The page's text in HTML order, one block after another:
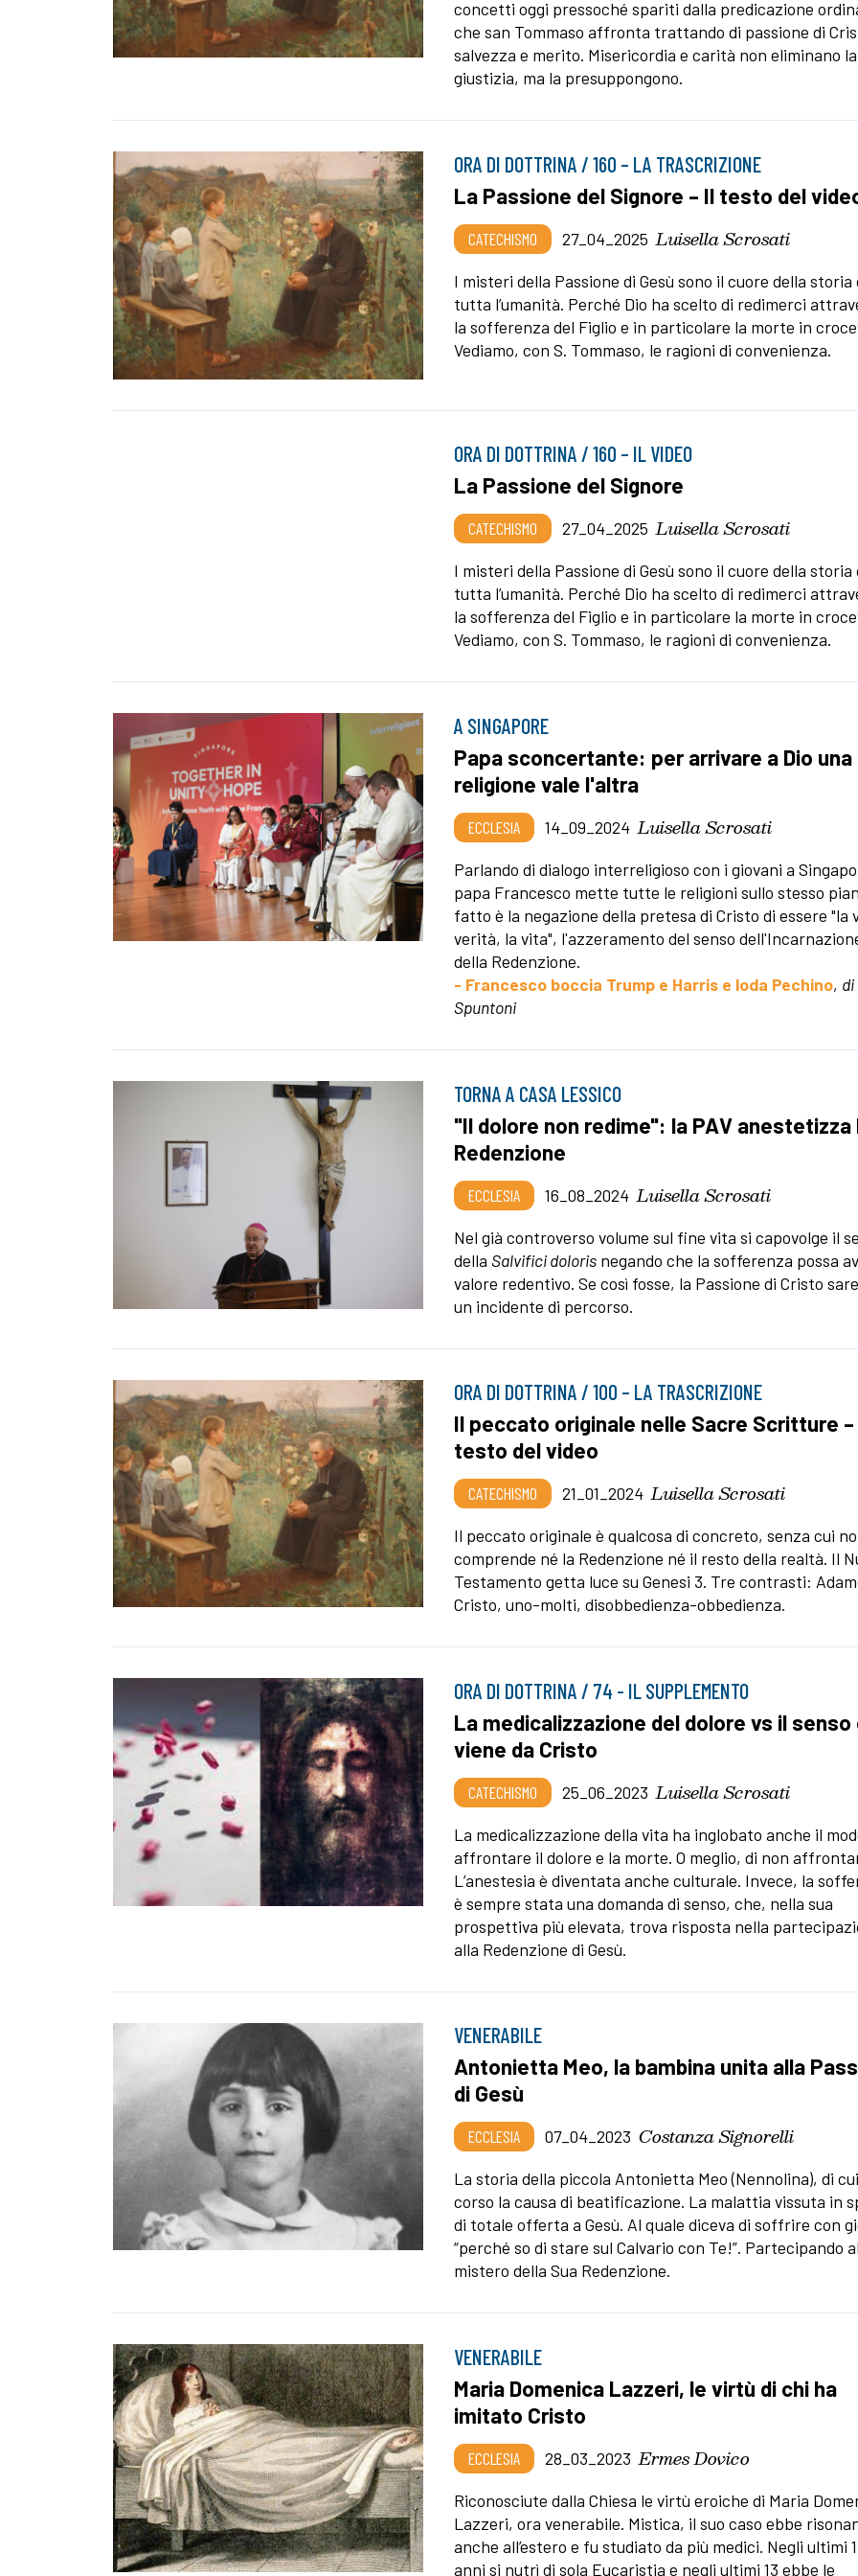
concetti oggi pressoché spariti dalla predicazione
che san Tommaso affronta trattando di passione di
salvezza e merito. Misericordia e carità non eliminano la
giustizia, ma la presuppongono.
ORA DI DOTTRINA / 160 – LA TRASCRIZIONE
La Passione del Signore – Il testo del
CATECHISMO 27_04_2025 Luisella Scrosati
I misteri della Passione di Gesù sono il cuore della storia
tutta l’umanità. Perché Dio ha scelto di redimerci
la sofferenza del Figlio e in particolare la morte in
Vediamo, con S. Tommaso, le ragioni di convenienza.
ORA DI DOTTRINA / 160 – IL VIDEO
La Passione del Signore
CATECHISMO 27_04_2025 Luisella Scrosati
I misteri della Passione di Gesù sono il cuore della storia
tutta l’umanità. Perché Dio ha scelto di redimerci
la sofferenza del Figlio e in particolare la morte in
Vediamo, con S. Tommaso, le ragioni di convenienza.
A SINGAPORE
Papa sconcertante: per arrivare a Dio una
religione vale l'altra
ECCLESIA 14_09_2024 Luisella Scrosati
Parlando di dialogo interreligioso con i giovani a
papa Francesco mette tutte le religioni sullo stesso
fatto è la negazione della pretesa di Cristo di essere "la
verità, la vita", l'azzeramento del senso
della Redenzione.
- Francesco boccia Trump e Harris e loda Pechino,
Spuntoni
TORNA A CASA LESSICO
"Il dolore non redime": la PAV anestetizza
Redenzione
ECCLESIA 16_08_2024 Luisella Scrosati
Nel già controverso volume sul fine vita si capovolge il
della Salvifici doloris negando che la sofferenza possa
valore redentivo. Se così fosse, la Passione di Cristo
un incidente di percorso.
ORA DI DOTTRINA / 100 – LA TRASCRIZIONE
Il peccato originale nelle Sacre Scritture –
testo del video
CATECHISMO 21_01_2024 Luisella Scrosati
Il peccato originale è qualcosa di concreto, senza cui
comprende né la Redenzione né il resto della realtà. Il
Testamento getta luce su Genesi 3. Tre contrasti:
Cristo, uno-molti, disobbedienza-obbedienza.
ORA DI DOTTRINA / 74 - IL SUPPLEMENTO
La medicalizzazione del dolore vs il senso
viene da Cristo
CATECHISMO 25_06_2023 Luisella Scrosati
La medicalizzazione della vita ha inglobato anche il
affrontare il dolore e la morte. O meglio, di non
L’anestesia è diventata anche culturale. Invece, la
è sempre stata una domanda di senso, che, nella sua
prospettiva più elevata, trova risposta nella
alla Redenzione di Gesù.
VENERABILE
Antonietta Meo, la bambina unita alla
di Gesù
ECCLESIA 07_04_2023 Costanza Signorelli
La storia della piccola Antonietta Meo (Nennolina), di
corso la causa di beatificazione. La malattia vissuta in
di totale offerta a Gesù. Al quale diceva di soffrire con
“perché so di stare sul Calvario con Te!”. Partecipando al
mistero della Sua Redenzione.
VENERABILE
Maria Domenica Lazzeri, le virtù di chi ha
imitato Cristo
ECCLESIA 28_03_2023 Ermes Dovico
Riconosciute dalla Chiesa le virtù eroiche di Maria
Lazzeri, ora venerabile. Mistica, il suo caso ebbe
anche all’estero e fu studiato da più medici. Negli ultimi
anni si nutrì di sola Eucaristia e negli ultimi 13 ebbe le